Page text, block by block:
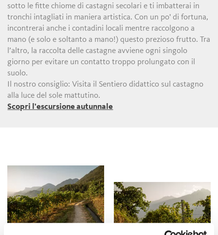
sotto le fitte chiome di castagni secolari e ti imbatterai in
tronchi intagliati in maniera artistica. Con un po' di fortuna,
incontrerai anche i contadini locali mentre raccolgono a
mano (e solo e soltanto a mano!) questo prezioso frutto. Tra
l’altro, la raccolta delle castagne avviene ogni singolo
giorno per evitare un contatto troppo prolungato con il
suolo.
Il nostro consiglio: Visita il Sentiero didattico sul castagno
alla luce del sole mattutino.
Scopri l'escursione autunnale